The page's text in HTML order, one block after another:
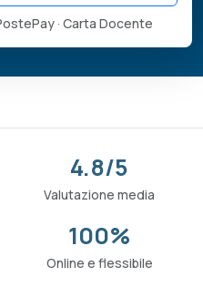
· Carta Docente
4.8/5
Valutazione media
100%
Online e flessibile